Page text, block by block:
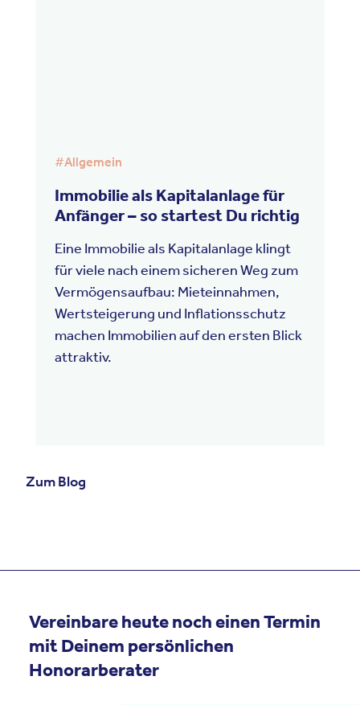
#Allgemein
Immobilie als Kapitalanlage für
Anfänger – so startest Du richtig
Eine Immobilie als Kapitalanlage klingt
für viele nach einem sicheren Weg zum
Vermögensaufbau: Mieteinnahmen,
Wertsteigerung und Inflationsschutz
machen Immobilien auf den ersten Blick
attraktiv.
Zum Blog
Vereinbare heute noch einen Termin
mit Deinem persönlichen
Honorarberater